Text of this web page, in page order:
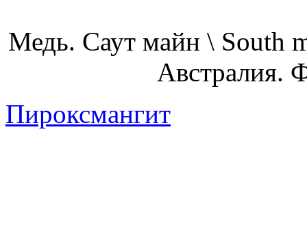
Медь. Саут майн \ South
Австралия.
Пироксмангит